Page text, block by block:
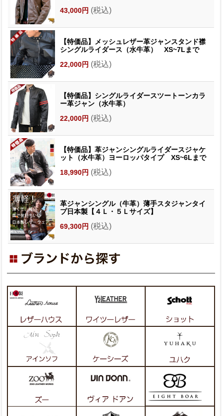
43,000円 (税込)
【特価品】メッシュレザー革ジャンスタンド襟
シングルライダース（水牛革） XS~7Lまで
22,000円 (税込)
【特価品】シングルライダースツートーンカラ
ー革ジャン（水牛革）
22,000円 (税込)
【特価品】革ジャンシングルライダースジャケ
ット（水牛革）ヨーロッパタイプ XS~6Lまで
18,990円 (税込)
革ジャンシングル（牛革）薄手スタジャンタイ
プ日本製【４Ｌ・５Ｌサイズ】
69,300円 (税込)